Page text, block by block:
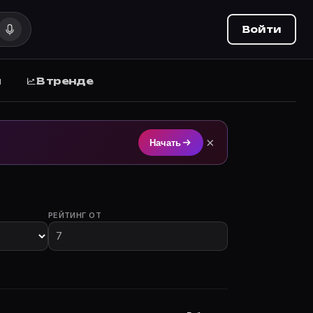
на Movie Planner (movie-planner.ru).
Войти
В тренде
Начать ×
РЕЙТИНГ ОТ